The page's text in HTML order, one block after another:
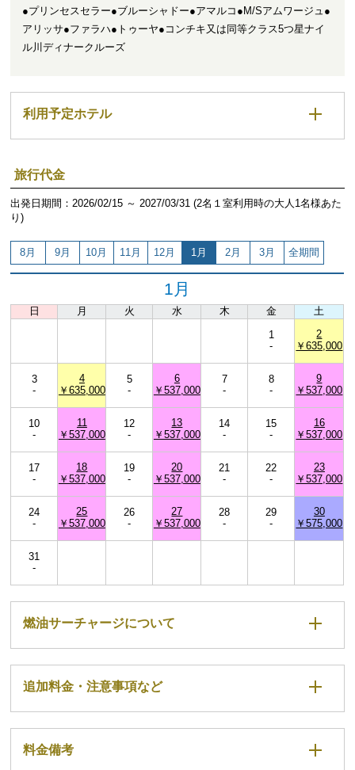
●プリンセスセラー●ブルーシャドー●アマルコ●M/Sアムワージュ●
アリッサ●ファラハ●トゥーヤ●コンチキ又は同等クラス5つ星ナイ
ル川ディナークルーズ
利用予定ホテル
旅行代金
出発日期間：2026/02/15 ～ 2027/03/31 (2名１室利用時の大人1名様あた
り)
8月 9月 10月 11月 12月 1月 2月 3月 全期間
1月
日 月 火 水 木 金 土
1
-
2
￥635,000
3
-
4
￥635,000
5
-
6
￥537,000
7
-
8
-
9
￥537,000
10
-
11
￥537,000
12
-
13
￥537,000
14
-
15
-
16
￥537,000
17
-
18
￥537,000
19
-
20
￥537,000
21
-
22
-
23
￥537,000
24
-
25
￥537,000
26
-
27
￥537,000
28
-
29
-
30
￥575,000
31
-
燃油サーチャージについて
追加料金・注意事項など
料金備考